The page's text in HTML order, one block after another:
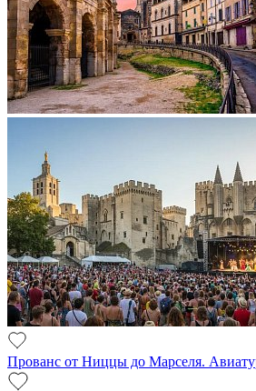
Прованс от Ниццы до Марселя.